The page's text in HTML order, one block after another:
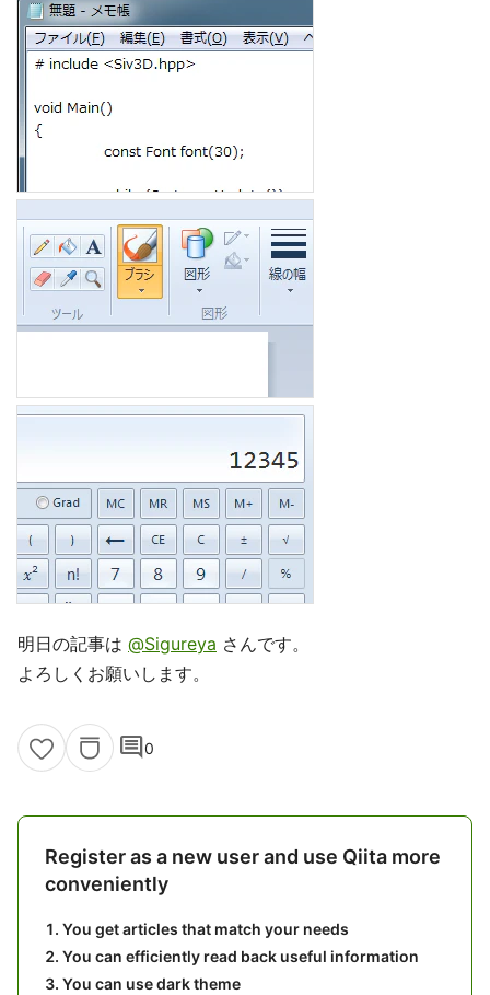
明日の記事は @Sigureya さんです。
よろしくお願いします。
comment0
Register as a new user and use Qiita more
conveniently
You get articles that match your needs
You can efficiently read back useful information
You can use dark theme